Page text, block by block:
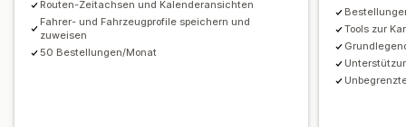
Routen-Zeitachsen und Kalenderansichten
Fahrer- und Fahrzeugprofile speichern und
zuweisen
50 Bestellungen/Monat
Tools zur